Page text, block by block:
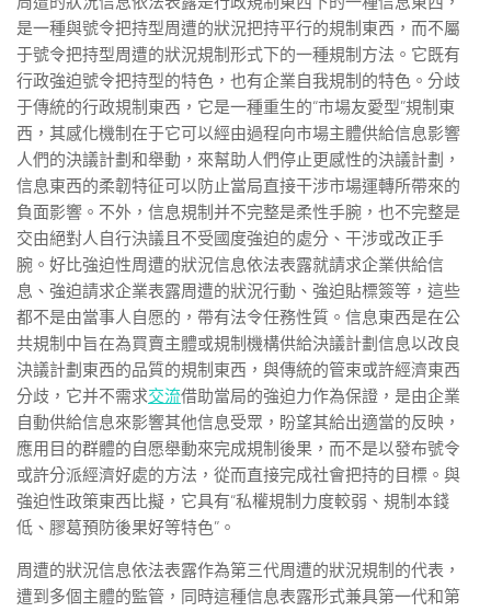
是一種與號令把持型周遭的狀況把持平行的規制東西，而不屬
于號令把持型周遭的狀況規制形式下的一種規制方法。它既有
行政強迫號令把持型的特色，也有企業自我規制的特色。分歧
于傳統的行政規制東西，它是一種重生的“市場友愛型”規制東
西，其感化機制在于它可以經由過程向市場主體供給信息影響
人們的決議計劃和舉動，來幫助人們停止更感性的決議計劃，
信息東西的柔韌特征可以防止當局直接干涉市場運轉所帶來的
負面影響。不外，信息規制并不完整是柔性手腕，也不完整是
交由絕對人自行決議且不受國度強迫的處分、干涉或改正手
腕。好比強迫性周遭的狀況信息依法表露就請求企業供給信
息、強迫請求企業表露周遭的狀況行動、強迫貼標簽等，這些
都不是由當事人自愿的，帶有法令任務性質。信息東西是在公
共規制中旨在為買賣主體或規制機構供給決議計劃信息以改良
決議計劃東西的品質的規制東西，與傳統的管束或許經濟東西
分歧，它并不需求交流借助當局的強迫力作為保證，是由企業
自動供給信息來影響其他信息受眾，盼望其給出適當的反映，
應用目的群體的自愿舉動來完成規制後果，而不是以發布號令
或許分派經濟好處的方法，從而直接完成社會把持的目標。與
強迫性政策東西比擬，它具有“私權規制力度較弱、規制本錢
低、膠葛預防後果好等特色”。
周遭的狀況信息依法表露作為第三代周遭的狀況規制的代表，
遭到多個主體的監管，同時這種信息表露形式兼具第一代和第